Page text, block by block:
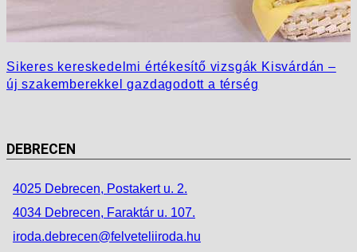
Sikeres kereskedelmi értékesítő vizsgák Kisvárdán –
új szakemberekkel gazdagodott a térség
DEBRECEN
4025 Debrecen, Postakert u. 2.
4034 Debrecen, Faraktár u. 107.
iroda.debrecen@felveteliiroda.hu